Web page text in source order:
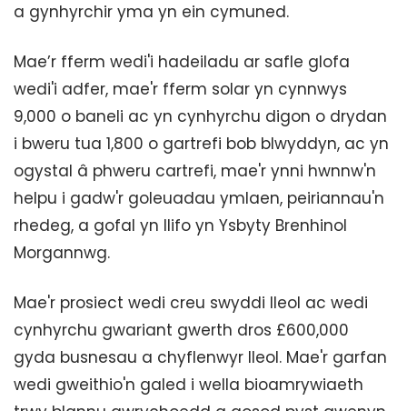
a gynhyrchir yma yn ein cymuned.
Mae’r fferm wedi'i hadeiladu ar safle glofa
wedi'i adfer, mae'r fferm solar yn cynnwys
9,000 o baneli ac yn cynhyrchu digon o drydan
i bweru tua 1,800 o gartrefi bob blwyddyn, ac yn
ogystal â phweru cartrefi, mae'r ynni hwnnw'n
helpu i gadw'r goleuadau ymlaen, peiriannau'n
rhedeg, a gofal yn llifo yn Ysbyty Brenhinol
Morgannwg.
Mae'r prosiect wedi creu swyddi lleol ac wedi
cynhyrchu gwariant gwerth dros £600,000
gyda busnesau a chyflenwyr lleol. Mae'r garfan
wedi gweithio'n galed i wella bioamrywiaeth